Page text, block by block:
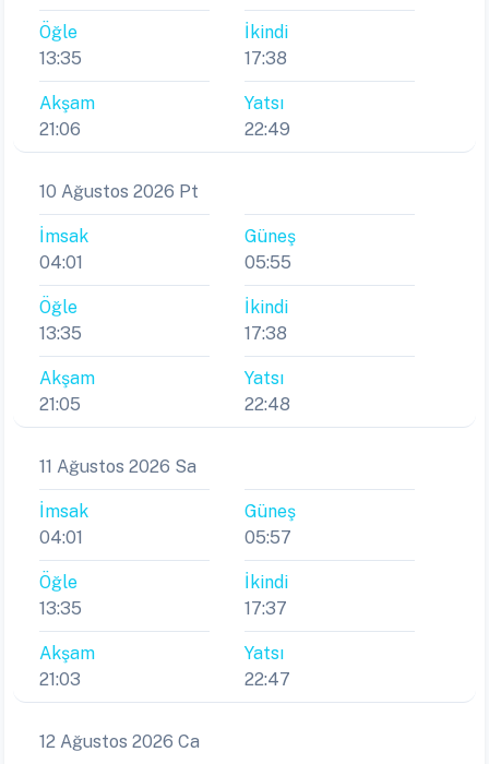
Öğle
13:35
İkindi
17:38
Akşam
21:06
Yatsı
22:49
10 Ağustos 2026 Pt
İmsak
04:01
Güneş
05:55
Öğle
13:35
İkindi
17:38
Akşam
21:05
Yatsı
22:48
11 Ağustos 2026 Sa
İmsak
04:01
Güneş
05:57
Öğle
13:35
İkindi
17:37
Akşam
21:03
Yatsı
22:47
12 Ağustos 2026 Ca